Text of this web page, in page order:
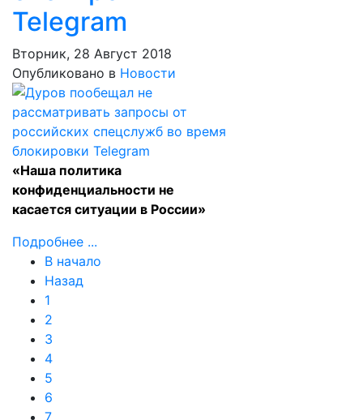
Telegram
Вторник, 28 Август 2018
Опубликовано в Новости
«Наша политика
конфиденциальности не
касается ситуации в России»
Подробнее ...
В начало
Назад
1
2
3
4
5
6
7